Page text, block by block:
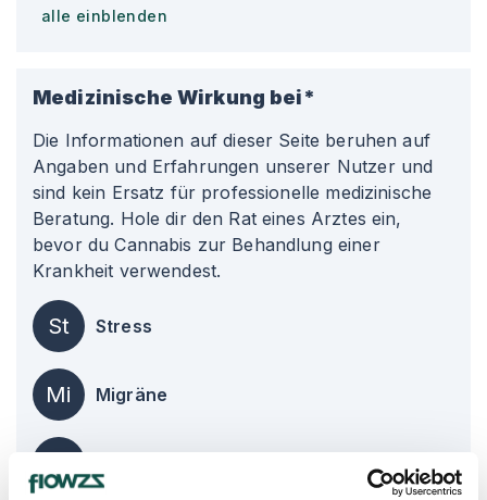
alle einblenden
Medizinische Wirkung bei*
Die Informationen auf dieser Seite beruhen auf
Angaben und Erfahrungen unserer Nutzer und
sind kein Ersatz für professionelle medizinische
Beratung. Hole dir den Rat eines Arztes ein,
bevor du Cannabis zur Behandlung einer
Krankheit verwendest.
St Stress
Mi Migräne